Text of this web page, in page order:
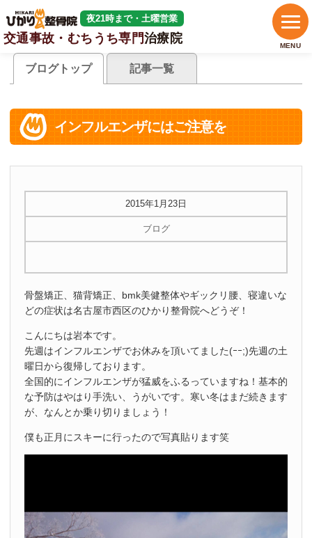
夜21時まで・土曜営業
交通事故・むちうち専門治療院
MENU
ブログトップ 記事一覧
インフルエンザにはご注意を
2015年1月23日
ブログ
骨盤矯正、猫背矯正、bmk美健整体やギックリ腰、寝違いな
どの症状は名古屋市西区のひかり整骨院へどうぞ！
こんにちは岩本です。
先週はインフルエンザでお休みを頂いてました(ｰｰ;)先週の土
曜日から復帰しております。
全国的にインフルエンザが猛威をふるっていますね！基本的
な予防はやはり手洗い、うがいです。寒い冬はまだ続きます
が、なんとか乗り切りましょう！
僕も正月にスキーに行ったので写真貼ります笑